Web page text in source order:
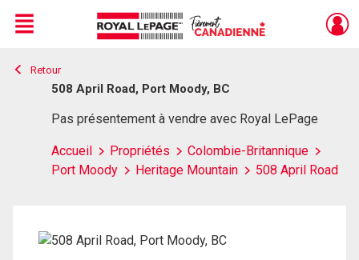
Live
En Direct
Menu
Retour
508 April Road, Port Moody, BC
Pas présentement à vendre avec Royal LePage
Accueil Propriétés
Colombie-Britannique
Port Moody
Heritage Mountain 508 April Road